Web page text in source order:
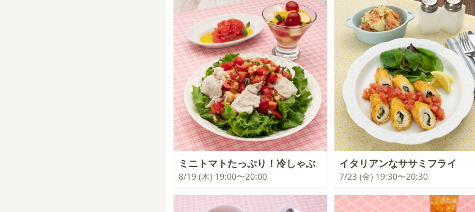
ミニトマトたっぷり！冷しゃぶ
8/19 (木) 19:00〜20:00
イタリアンなササミフライ
7/23 (金) 19:30〜20:30